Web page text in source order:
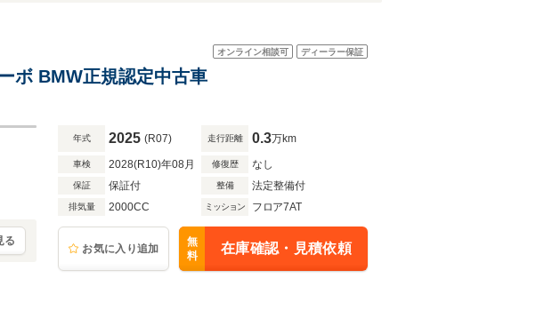
オンライン相談可 ディーラー保証
ボ BMW正規認定中古車
る
年式 2025 (R07) 走行距離 0.3万km
車検 2028(R10)年08月 修復歴 なし
保証 保証付 整備 法定整備付
排気量 2000CC ミッション フロア7AT
お気に入り追加
無
料
在庫確認・見積依頼